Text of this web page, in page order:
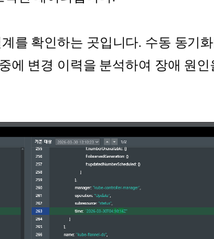
계를 확인하는 곳입니다. 수동 동기
에 변경 이력을 분석하여 장애 원